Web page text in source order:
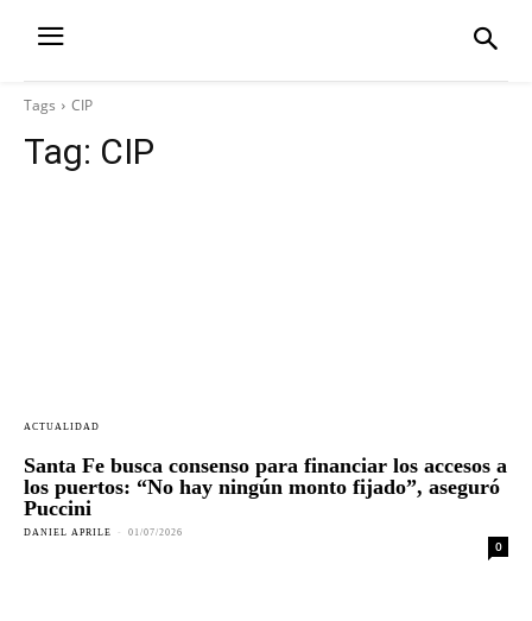
Tags CIP
Tag: CIP
ACTUALIDAD
Santa Fe busca consenso para financiar los accesos a
los puertos: “No hay ningún monto fijado”, aseguró
Puccini
DANIEL APRILE - 01/07/2026
0